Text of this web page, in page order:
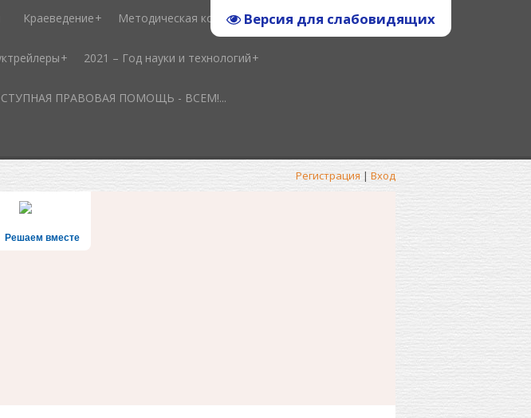
Версия для слабовидящих
Краеведение Методическая копилка
2021 – Год науки и технологий
ПРАВОВАЯ ПОМОЩЬ - ВСЕМ!...
Регистрация | Вход
Решаем вместе